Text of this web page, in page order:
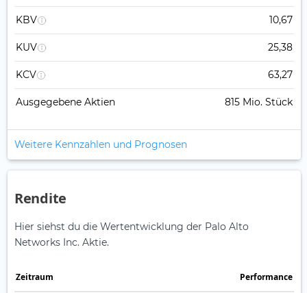
KBV 10,67
KUV 25,38
KCV 63,27
Ausgegebene Aktien 815 Mio. Stück
Weitere Kennzahlen und Prognosen
Rendite
Hier siehst du die Wertentwicklung der Palo Alto
Networks Inc. Aktie.
Zeitraum Perfor­mance